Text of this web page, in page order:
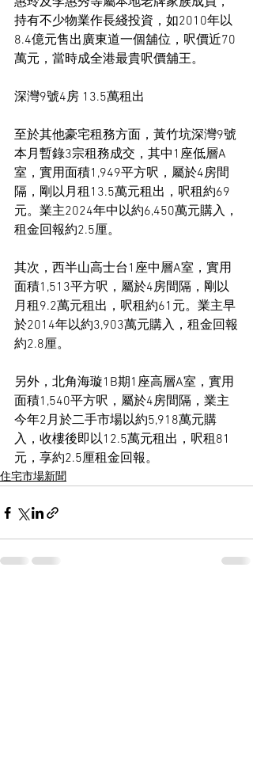
持有不少物業作長綫投資，如2010年以
8.4億元售出廣東道一個舖位，呎價近70
萬元，當時成全港最貴呎價舖王。
深灣9號4房 13.5萬租出
至於其他豪宅租務方面，黃竹坑深灣9號
本月暫錄3宗租務成交，其中1座低層A
室，實用面積1,949平方呎，屬於4房間
隔，剛以月租13.5萬元租出，呎租約69
元。業主2024年中以約6,450萬元購入，
租金回報約2.5厘。
其次，西半山高士台1座中層A室，實用
面積1,513平方呎，屬於4房間隔，剛以
月租9.2萬元租出，呎租約61元。業主早
於2014年以約3,903萬元購入，租金回報
約2.8厘。
另外，北角海璇1B期1座高層A室，實用
面積1,540平方呎，屬於4房間隔，業主
今年2月於二手市場以約5,918萬元購
入，收樓後即以12.5萬元租出，呎租81
元，享約2.5厘租金回報。
住宅市場新聞